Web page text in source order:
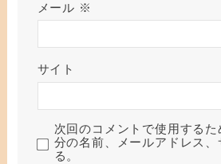
メール ※
サイト
次回のコメントで使用する
分の名前、メールアドレス
る。